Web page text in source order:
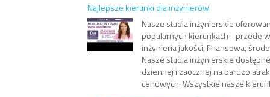
Najlepsze kierunki dla inżynierów
Nasze studia inżynierskie
popularnych kierunkach - przede
inżynieria jakości, finansowa,
Nasze studia inżynierskie
dziennej i zaocznej na bardzo
cenowych. Wszystkie nasze